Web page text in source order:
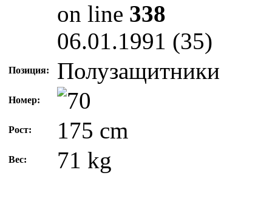
on line 338
06.01.1991 (35)
Позиция: Полузащитники
Номер:
Рост: 175 cm
Вес: 71 kg